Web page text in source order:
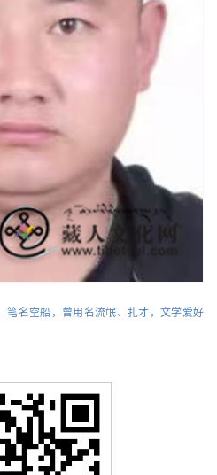
笔名空船，曾用名流氓、扎才，文学爱好